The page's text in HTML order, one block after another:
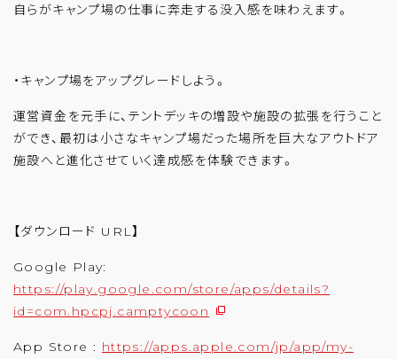
自らがキャンプ場の仕事に奔走する没入感を味わえます。
・キャンプ場をアップグレードしよう。
運営資金を元手に、テントデッキの増設や施設の拡張を行うこと
ができ、最初は小さなキャンプ場だった場所を巨大なアウトドア
施設へと進化させていく達成感を体験できます。
【ダウンロード URL】
Google Play:
https://play.google.com/store/apps/details?
id=com.hpcpj.camptycoon
App Store : https://apps.apple.com/jp/app/my-